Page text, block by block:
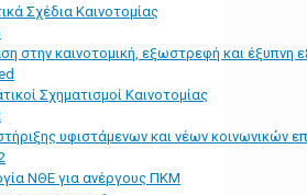
Σχέδια Καινοτομίας
στην καινοτομική, εξωστρεφή και έξυπνη
Σχηματισμοί Καινοτομίας
υφιστάμενων και νέων κοινωνικών
ΝΘΕ για ανέργους ΠΚΜ